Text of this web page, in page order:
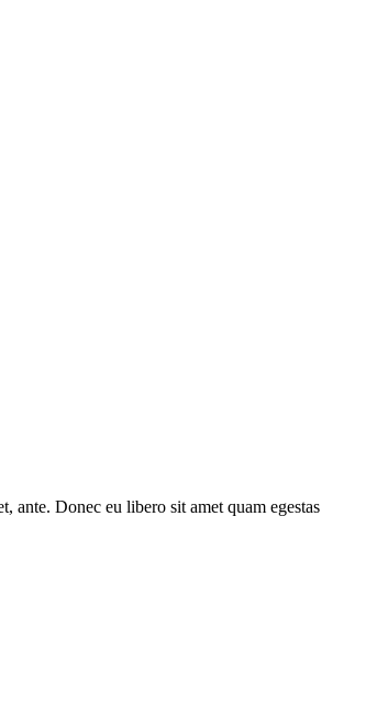
ante. Donec eu libero sit amet quam egestas